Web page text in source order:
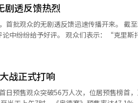
融支持，同时加强以全球大作IP为中心的
首先将扩大对OTT内容
以此作为支持条件，鼓励国内制作公司获取
海外大型平台，停留在获得稳定收益的现状
容制作费用。同时，政府还将支持国内OTT
对电
透反馈热烈
的无剧透反馈迅速传播开来。 截至5日10
们表示：“克里斯托弗·诺
悔恨，以及归家，但最终焦点是人类”
原作《奥德赛》也
兰导演特有的时间结构，观影会更加有趣
电影一定要在IMAX 70mm观看’的说法
战正式打响
预售观众突破56万人次，位居预售榜首